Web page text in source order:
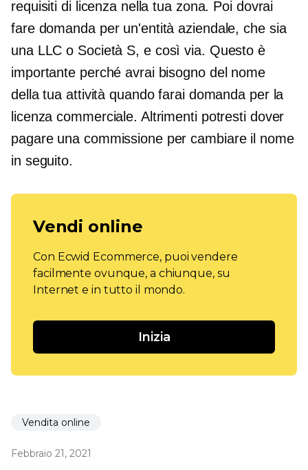
requisiti di licenza nella tua zona. Poi dovrai
fare domanda per un'entità aziendale, che sia
una LLC o Società S, e così via. Questo è
importante perché avrai bisogno del nome
della tua attività quando farai domanda per la
licenza commerciale. Altrimenti potresti dover
pagare una commissione per cambiare il nome
in seguito.
Vendi online
Con Ecwid Ecommerce, puoi vendere
facilmente ovunque, a chiunque, su
Internet e in tutto il mondo.
Inizia
Vendita online
Febbraio 21, 2021